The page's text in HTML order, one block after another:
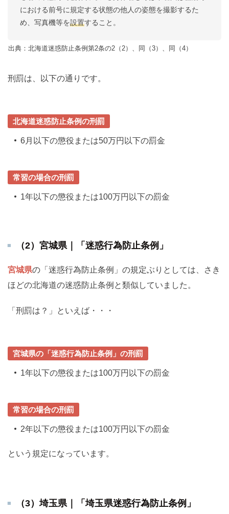
における前号に規定する状態の他人の姿態を撮影するた
め、写真機等を設置すること。
出典：北海道迷惑防止条例第2条の2（2）、同（3）、同（4）
刑罰は、以下の通りです。
北海道迷惑防止条例の刑罰
6月以下の懲役または50万円以下の罰金
常習の場合の刑罰
1年以下の懲役または100万円以下の罰金
（2）宮城県｜「迷惑行為防止条例」
宮城県の「迷惑行為防止条例」の規定ぶりとしては、さき
ほどの北海道の迷惑防止条例と類似していました。
「刑罰は？」といえば・・・
宮城県の「迷惑行為防止条例」の刑罰
1年以下の懲役または100万円以下の罰金
常習の場合の刑罰
2年以下の懲役または100万円以下の罰金
という規定になっています。
（3）埼玉県｜「埼玉県迷惑行為防止条例」